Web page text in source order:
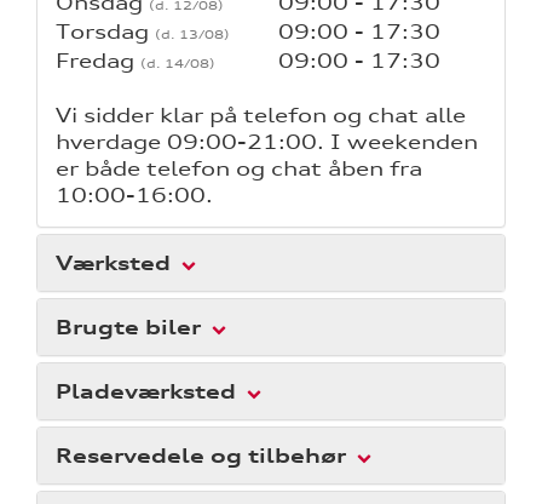
Torsdag
09:00 - 17:30
Fredag
09:00 - 17:30
Vi sidder klar på telefon og chat alle
hverdage 09:00-21:00. I weekenden
er både telefon og chat åben fra
10:00-16:00.
Værksted
Brugte biler
Pladeværksted
Reservedele og tilbehør